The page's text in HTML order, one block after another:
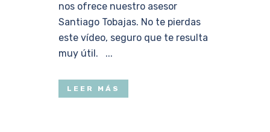
nos ofrece nuestro asesor
Santiago Tobajas. No te pierdas
este vídeo, seguro que te resulta
muy útil. ...
LEER MÁS